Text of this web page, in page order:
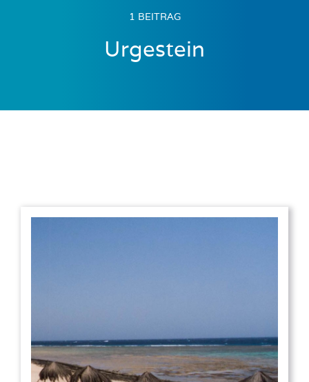
1 BEITRAG
Urgestein